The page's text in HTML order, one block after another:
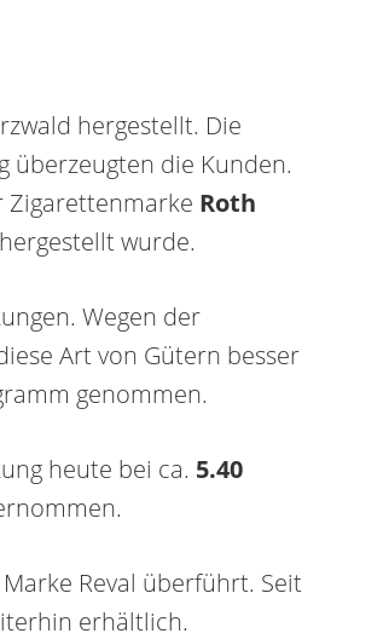
hergestellt. Die
überzeugten die Kunden.
Zigarettenmarke Roth
wurde.
Wegen der
Art von Gütern besser
genommen.
heute bei ca. 5.40
Reval überführt. Seit
erhältlich.